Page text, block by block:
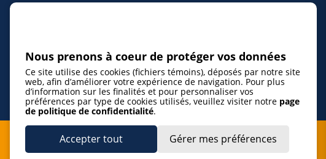
J’accepte de m’abonner à l’infolettre de La Gazette de la Mauricie et de
recevoir les plus récentes actualités ainsi que les offres promotionnelles de
Nous prenons à coeur de protéger vos données
Ce site utilise des cookies (fichiers témoins), déposés par notre site
web, afin d’améliorer votre expérience de navigation. Pour plus
d’information sur les finalités et pour personnaliser vos
préférences par type de cookies utilisés, veuillez visiter notre page
de politique de confidentialité.
Accepter tout Gérer mes préférences